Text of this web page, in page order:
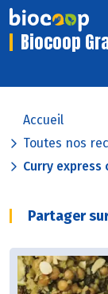
Biocoop
Accueil
Toutes nos
Curry express
Partager